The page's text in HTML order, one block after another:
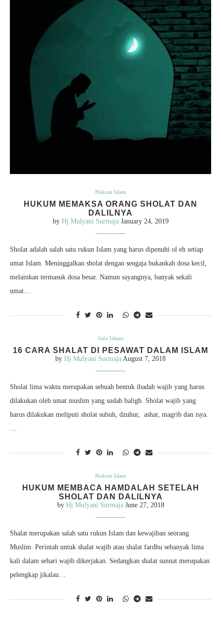
Hukum Islam
HUKUM MEMAKSA ORANG SHOLAT DAN
DALILNYA
by Hj Mulyani Surmaja January 24, 2019
Sholat adalah salah satu rukun Islam yang harus dipenuhi ol eh setiap
umat Islam. Meninggalkan sholat dengan sengaja bukankah dosa kecil,
melainkan termasuk dosa besar. Namun sayangnya, banyak sekali
umat…
Info Islami
16 CARA SHALAT DI PESAWAT DALAM ISLAM
by Hj Mulyani Surmaja August 7, 2018
Sholat lima waktu merupakan sebuah bentuk ibadah wajib yang harus
dilakukan oleh umat muslim yang sudah baligh. Sholat wajib yang
harus dilakukan meliputi sholat subuh, dzuhur, ashar, magrib dan isya.
Hukum Islam
HUKUM MEMBACA HAMDALAH SETELAH
SHOLAT DAN DALILNYA
by Hj Mulyani Surmaja June 27, 2018
Shalat merupakan salah satu rukun Islam dan kewajiban seorang
Muslim. Perintah untuk shalat wajib atau shalat fardhu sebanyak lima
kali dalam sehari wajib dikerjakan. Sedangkan shalat sunnat merupakan
pelengkap jikalau…